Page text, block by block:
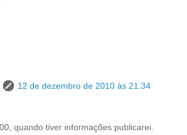
12 de dezembro de 2010 às 21:34
quando tiver informações publicarei.